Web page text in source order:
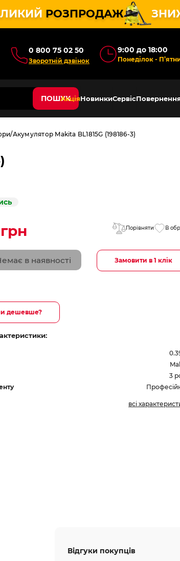
РОЗПРОДАЖ
0 800 75 02 50
Зворотній дзвінок
9:00 до 18:00
Понеділок -
ПОШУКАкціяНовинкиСервіс
Акумулятор Makita BL1815G (198186-3)
Порівняти В
в наявності Замовити в 1 клік
дешевше?
3
всі
Відгуки покупців